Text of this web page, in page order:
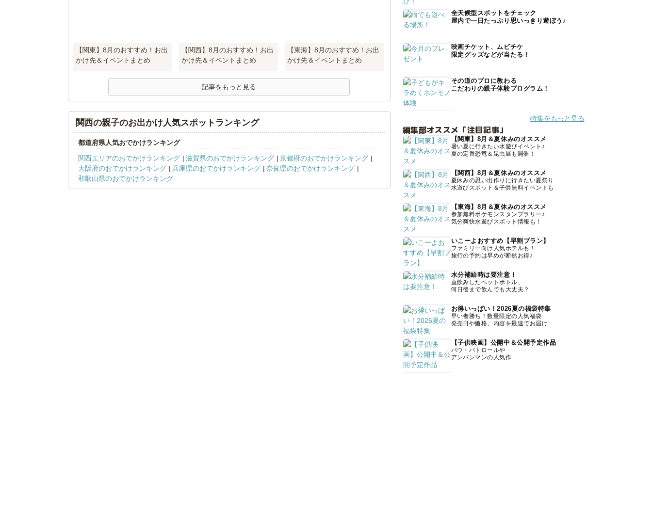
【関東】8月のおすすめ！お出
かけ先＆イベントまとめ
【関西】8月のおすすめ！お出
かけ先＆イベントまとめ
【東海】8月のおすすめ！お出
かけ先＆イベントまとめ
記事をもっと見る
関西の親子のお出かけ人気スポットランキング
都道府県人気おでかけランキング
関西エリアのおでかけランキング
滋賀県のおでかけランキング
京都府のおでかけランキング
大阪府のおでかけランキング
兵庫県のおでかけランキング
奈良県のおでかけランキング
和歌山県のおでかけランキング
全天候型スポットをチェック
屋内で一日たっぷり思いっきり遊ぼう♪
映画チケット、ムビチケ
限定グッズなどが当たる！
その道のプロに教わる
こだわりの親子体験プログラム！
特集をもっと見る
編集部オススメ「注目記事」
【関東】8月＆夏休みのオススメ
暑い夏に行きたい水遊びイベント♪
夏の定番恐竜＆昆虫展も開催！
【関西】8月＆夏休みのオススメ
夏休みの思い出作りに行きたい夏祭り
水遊びスポット＆子供無料イベントも
【東海】8月＆夏休みのオススメ
参加無料ポケモンスタンプラリー♪
気分爽快水遊びスポット情報も！
いこーよおすすめ【早割プラン】
ファミリー向け人気ホテルも！
旅行の予約は早めが断然お得♪
水分補給時は要注意！
直飲みしたペットボトル、
何日後まで飲んでも大丈夫？
お得いっぱい！2026夏の福袋特集
早い者勝ち！数量限定の人気福袋
発売日や価格、内容を最速でお届け
【子供映画】公開中＆公開予定作品
パウ・パトロールや
アンパンマンの人気作